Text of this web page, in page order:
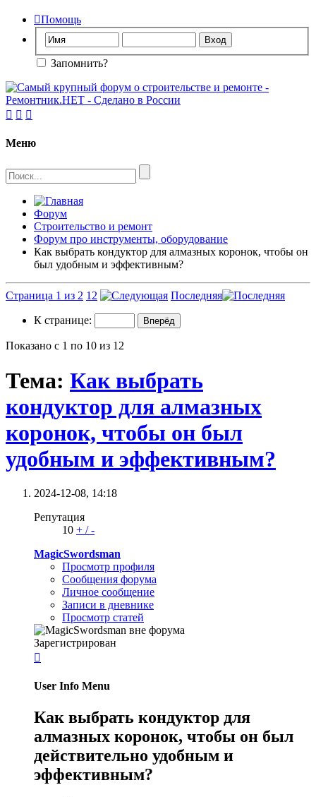
Помощь
Запомнить?
  
Меню
Форум
Строительство и ремонт
Форум про инструменты, оборудование
Как выбрать кондуктор для алмазных коронок, чтобы он
был удобным и эффективным?
Страница 1 из 2 1 2 Последняя
К странице:
Показано с 1 по 10 из 12
Тема: Как выбрать
кондуктор для алмазных
коронок, чтобы он был
удобным и эффективным?
2024-12-08, 14:18
Репутация
10 + /-
MagicSwordsman
Просмотр профиля
Сообщения форума
Личное сообщение
Записи в дневнике
Просмотр статей
Зарегистрирован

User Info Menu
Как выбрать кондуктор для
алмазных коронок, чтобы он был
действительно удобным и
эффективным?